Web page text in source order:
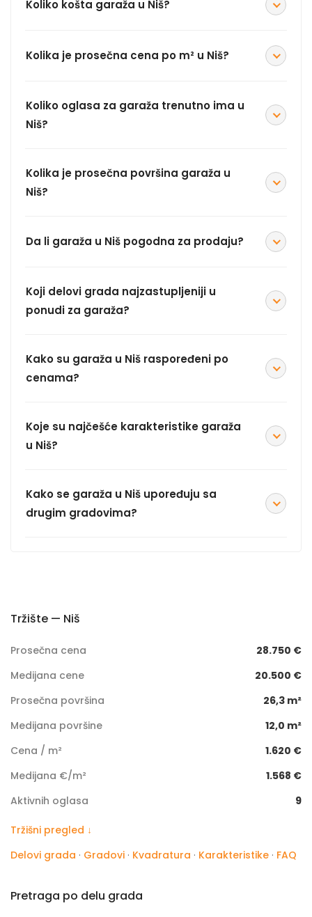
Koliko košta garaža u Niš?
Kolika je prosečna cena po m² u Niš?
Koliko oglasa za garaža trenutno ima u
Niš?
Kolika je prosečna površina garaža u
Niš?
Da li garaža u Niš pogodna za prodaju?
Koji delovi grada najzastupljeniji u
ponudi za garaža?
Kako su garaža u Niš raspoređeni po
cenama?
Koje su najčešće karakteristike garaža
u Niš?
Kako se garaža u Niš upoređuju sa
drugim gradovima?
Tržište — Niš
Prosečna cena
28.750 €
Medijana cene
20.500 €
Prosečna površina
26,3 m²
Medijana površine
12,0 m²
Cena / m²
1.620 €
Medijana €/m²
1.568 €
Aktivnih oglasa
9
Tržišni pregled ↓
Delovi grada · Gradovi · Kvadratura · Karakteristike · FAQ
Pretraga po delu grada